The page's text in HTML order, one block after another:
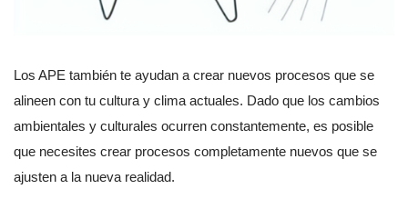
Los APE también te ayudan a crear nuevos procesos que se
alineen con tu cultura y clima actuales. Dado que los cambios
ambientales y culturales ocurren constantemente, es posible
que necesites crear procesos completamente nuevos que se
ajusten a la nueva realidad.